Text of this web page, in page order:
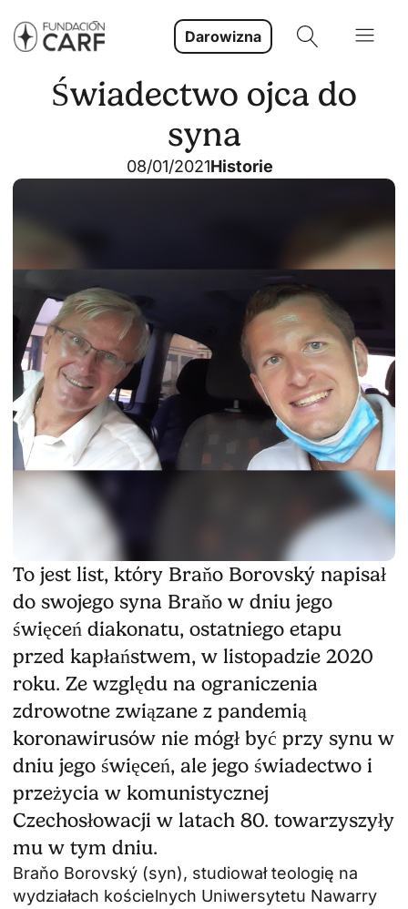
Darowizna
Świadectwo ojca do
syna
08/01/2021Historie
To jest list, który Braňo Borovský napisał
do swojego syna Braňo w dniu jego
święceń diakonatu, ostatniego etapu
przed kapłaństwem, w listopadzie 2020
roku. Ze względu na ograniczenia
zdrowotne związane z pandemią
koronawirusów nie mógł być przy synu w
dniu jego święceń, ale jego świadectwo i
przeżycia w komunistycznej
Czechosłowacji w latach 80. towarzyszyły
mu w tym dniu.
Braňo Borovský (syn), studiował teologię na
wydziałach kościelnych Uniwersytetu Nawarry